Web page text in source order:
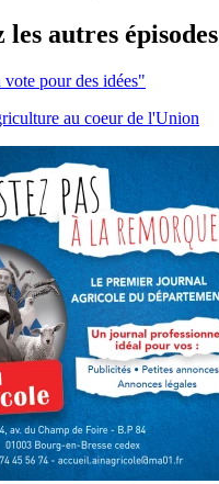
autres épisodes
pour des idées"
au coeur de l'Union